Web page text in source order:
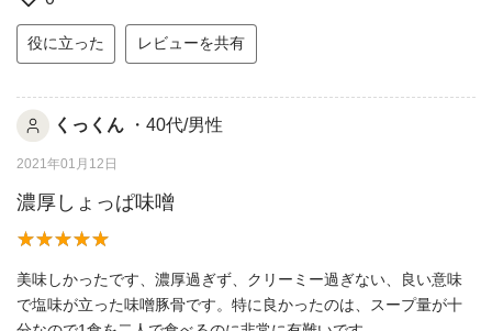
役に立った レビューを共有
くっくん ・40代/男性
2021年01月12日
濃厚しょっぱ味噌
美味しかったです、濃厚過ぎず、クリーミー過ぎない、良い意味
で塩味が立った味噌豚骨です。特に良かったのは、スープ量が十